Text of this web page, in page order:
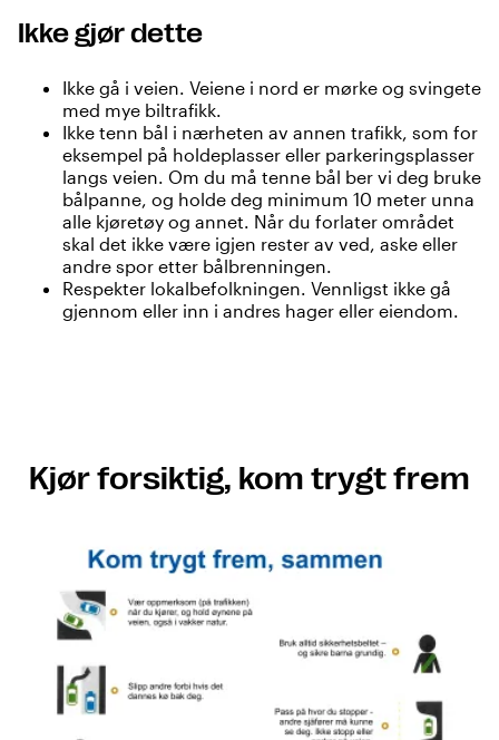
Ikke gjør dette
Ikke gå i veien. Veiene i nord er mørke og svingete
med mye biltrafikk.
Ikke tenn bål i nærheten av annen trafikk, som for
eksempel på holdeplasser eller parkeringsplasser
langs veien. Om du må tenne bål ber vi deg bruke
bålpanne, og holde deg minimum 10 meter unna
alle kjøretøy og annet. Når du forlater området
skal det ikke være igjen rester av ved, aske eller
andre spor etter bålbrenningen.
Respekter lokalbefolkningen. Vennligst ikke gå
gjennom eller inn i andres hager eller eiendom.
Kjør forsiktig, kom trygt frem